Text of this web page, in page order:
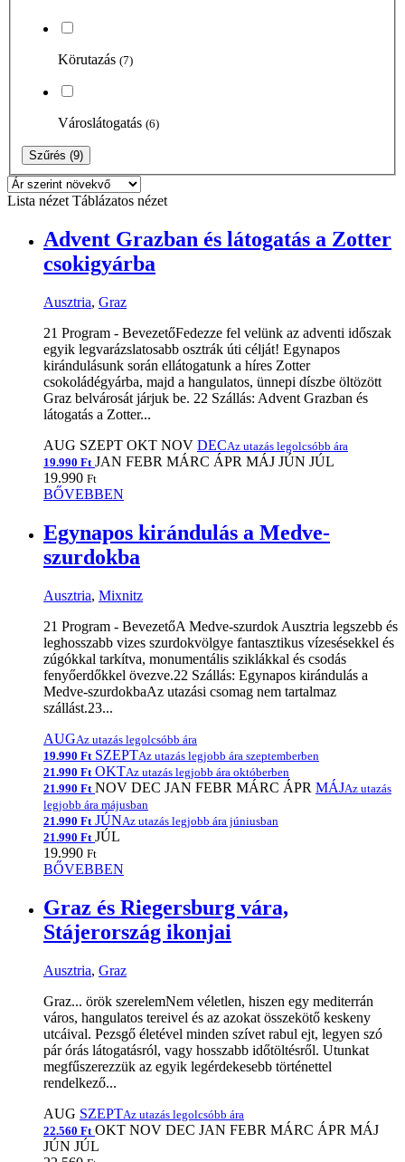
Körutazás (7)
Városlátogatás (6)
Szűrés (9)
Lista nézet Táblázatos nézet
Advent Grazban és látogatás a Zotter
csokigyárba
Ausztria, Graz
21 Program - BevezetőFedezze fel velünk az adventi időszak
egyik legvarázslatosabb osztrák úti célját! Egynapos
kirándulásunk során ellátogatunk a híres Zotter
csokoládégyárba, majd a hangulatos, ünnepi díszbe öltözött
Graz belvárosát járjuk be. 22 Szállás: Advent Grazban és
látogatás a Zotter...
AUG SZEPT OKT NOV DECAz utazás legolcsóbb ára
19.990 Ft JAN FEBR MÁRC ÁPR MÁJ JÚN JÚL
19.990 Ft
BŐVEBBEN
Egynapos kirándulás a Medve-
szurdokba
Ausztria, Mixnitz
21 Program - BevezetőA Medve-szurdok Ausztria legszebb és
leghosszabb vizes szurdokvölgye fantasztikus vízesésekkel és
zúgókkal tarkítva, monumentális sziklákkal és csodás
fenyőerdőkkel övezve.22 Szállás: Egynapos kirándulás a
Medve-szurdokbaAz utazási csomag nem tartalmaz
szállást.23...
AUGAz utazás legolcsóbb ára
19.990 Ft SZEPTAz utazás legjobb ára szeptemberben
21.990 Ft OKTAz utazás legjobb ára októberben
21.990 Ft NOV DEC JAN FEBR MÁRC ÁPR MÁJAz utazás
legjobb ára májusban
21.990 Ft JÚNAz utazás legjobb ára júniusban
21.990 Ft JÚL
19.990 Ft
BŐVEBBEN
Graz és Riegersburg vára,
Stájerország ikonjai
Ausztria, Graz
Graz... örök szerelemNem véletlen, hiszen egy mediterrán
város, hangulatos tereivel és az azokat összekötő keskeny
utcáival. Pezsgő életével minden szívet rabul ejt, legyen szó
pár órás látogatásról, vagy hosszabb időtöltésről. Utunkat
megfűszerezzük az egyik legérdekesebb történettel
rendelkező...
AUG SZEPTAz utazás legolcsóbb ára
22.560 Ft OKT NOV DEC JAN FEBR MÁRC ÁPR MÁJ
JÚN JÚL